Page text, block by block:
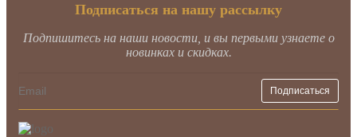
Подписаться на нашу рассылку
Подпишитесь на наши новости, и вы первыми узнаете о
новинках и скидках.